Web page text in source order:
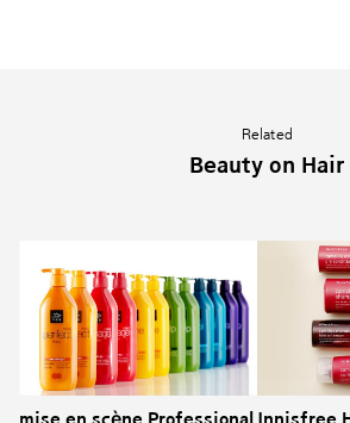
Related
Beauty on Hair
mise en scène Professional Innisfree